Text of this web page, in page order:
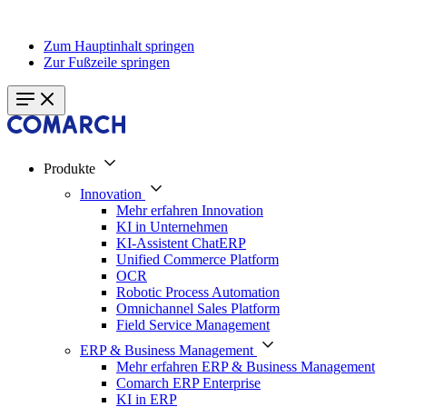
Zum Hauptinhalt springen
Zur Fußzeile springen
Produkte
Innovation
Mehr erfahren Innovation
KI in Unternehmen
KI-Assistent ChatERP
Unified Commerce Platform
OCR
Robotic Process Automation
Omnichannel Sales Platform
Field Service Management
ERP & Business Management
Mehr erfahren ERP & Business Management
Comarch ERP Enterprise
KI in ERP